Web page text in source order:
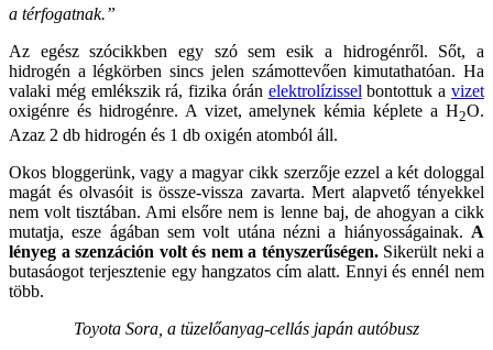
a térfogatnak.”
Az egész szócikkben egy szó sem esik a hidrogénről. Sőt, a
hidrogén a légkörben sincs jelen számottevően kimutathatóan. Ha
valaki még emlékszik rá, fizika órán elektrolízissel bontottuk avizet
oxigénre és hidrogénre. A vizet, amelynek kémia képlete a H2O.
Azaz 2 db hidrogén és 1 db oxigén atomból áll.
Okos bloggerünk, vagy a magyar cikk szerzője ezzel a két dologgal
magát és olvasóit is össze-vissza zavarta. Mert alapvető tényekkel
nem volt tisztában. Ami elsőre nem is lenne baj, de ahogyan a cikk
mutatja, esze ágában sem volt utána nézni a hiányosságainak. A
lényeg a szenzáción volt és nem a tényszerűségen.Sikerült neki a
butasáogot terjesztenie egy hangzatos cím alatt. Ennyi és ennél nem
több.
Toyota Sora, a tüzelőanyag-cellás japán autóbusz